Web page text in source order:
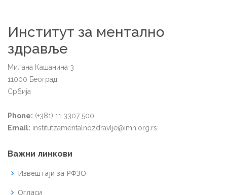
Институт за ментално
здравље
Милана Кашанина 3
11000 Београд
Србија
Phone: (+381) 11 3307 500
Email: institutzamentalnozdravlje@imh.org.rs
Важни линкови
Извештаји за РФЗО
Огласи